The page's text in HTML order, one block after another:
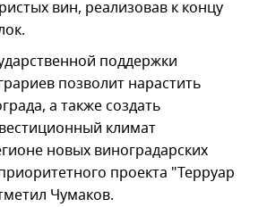
вин, реализовав к концу
поддержки
позволит нарастить
а также создать
климат
новых виноградарских
проекта "Терруар
Чумаков.